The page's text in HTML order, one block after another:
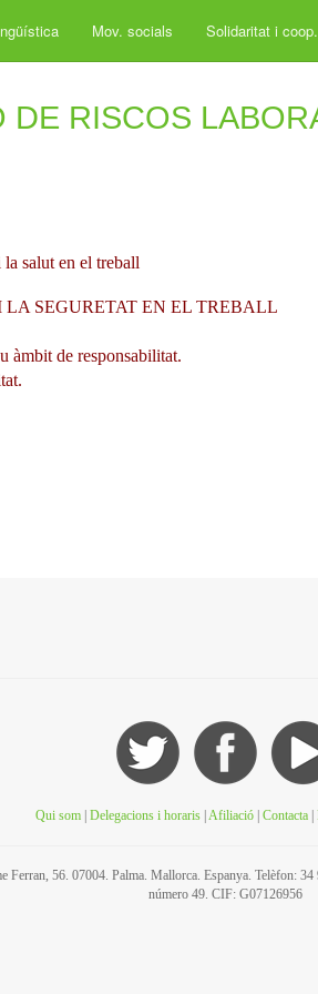
Mov. socials Solidaritat i coop.
DE RISCOS
salut en el treball
SEGURETAT EN EL TREBALL
àmbit de responsabilitat.
Qui som Delegacions i horaris Afiliació Contacta
56. 07004. Palma. Mallorca. Espanya. Telèfon:
número 49. CIF: G07126956